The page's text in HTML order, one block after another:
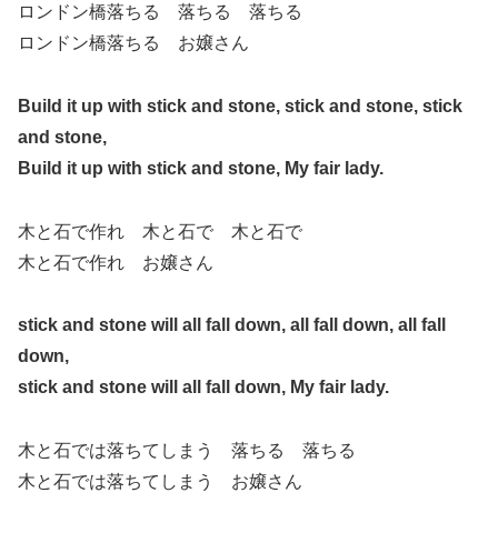
ロンドン橋落ちる 落ちる 落ちる
ロンドン橋落ちる お嬢さん
Build it up with stick and stone, stick and stone, stick
and stone,
Build it up with stick and stone, My fair lady.
木と石で作れ 木と石で 木と石で
木と石で作れ お嬢さん
stick and stone will all fall down, all fall down, all fall
down,
stick and stone will all fall down, My fair lady.
木と石では落ちてしまう 落ちる 落ちる
木と石では落ちてしまう お嬢さん